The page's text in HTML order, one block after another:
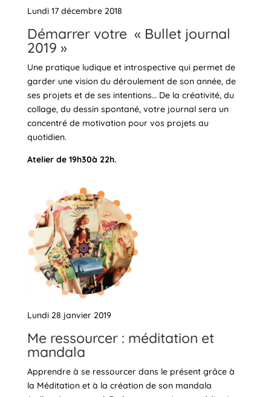
Lundi 17 décembre 2018
Démarrer votre « Bullet journal
2019 »
Une pratique ludique et introspective qui permet de
garder une vision du déroulement de son année, de
ses projets et de ses intentions… De la créativité, du
collage, du dessin spontané, votre journal sera un
concentré de motivation pour vos projets au
quotidien.
Atelier de 19h30à 22h.
Lundi 28 janvier 2019
Me ressourcer : méditation et
mandala
Apprendre à se ressourcer dans le présent grâce à
la Méditation et à la création de son mandala